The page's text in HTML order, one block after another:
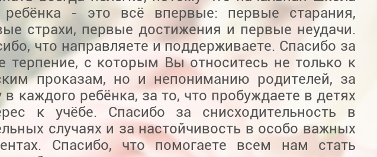
- это всё впервые: первые старания,
страхи, первые достижения и первые неудачи.
что направляете и поддерживаете. Спасибо за
терпение, с которым Вы относитесь не только к
проказам, но и непониманию родителей, за
в каждого ребёнка, за то, что пробуждаете в детях
к учёбе. Спасибо за снисходительность в
случаях и за настойчивость в особо важных
Спасибо, что помогаете всем нам стать